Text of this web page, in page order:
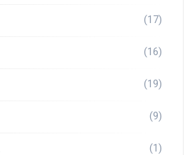
(17)
(16)
(19)
(9)
(1)